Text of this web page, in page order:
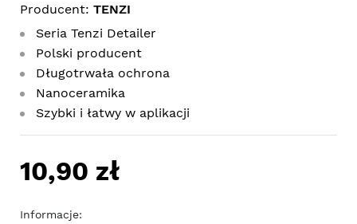
Producent: TENZI
Seria Tenzi Detailer
Polski producent
Długotrwała ochrona
Nanoceramika
Szybki i łatwy w aplikacji
10,90 zł
Informacje: